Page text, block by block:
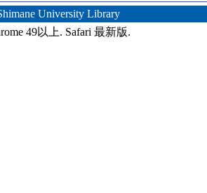
University Library
49以上. Safari 最新版.